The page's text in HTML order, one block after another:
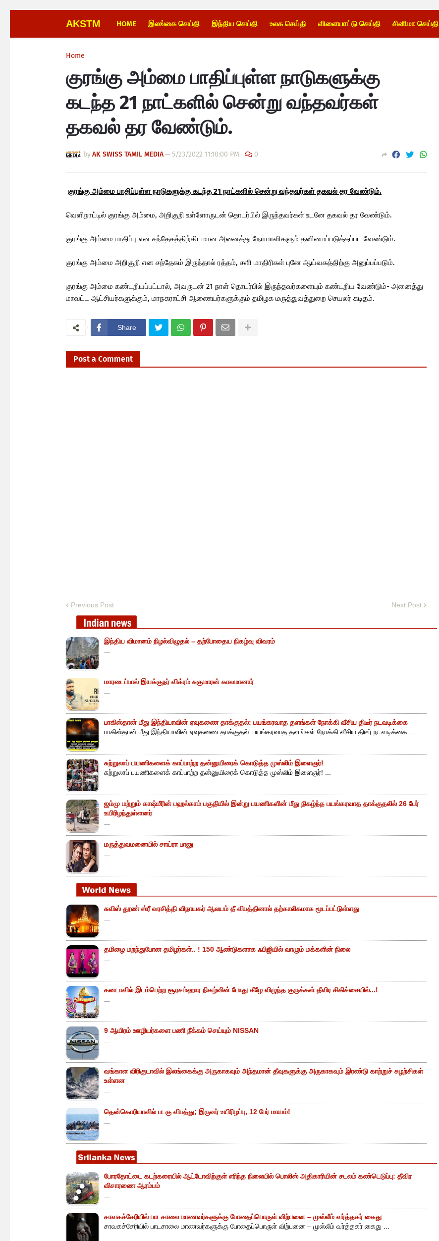
AKSTM HOME இலங்கை செய்தி இந்திய செய்தி உலக செய்தி விளையாட்டு செய்தி சினிமா செய்தி
Home
குரங்கு அம்மை பாதிப்புள்ள நாடுகளுக்கு
கடந்த 21 நாட்களில் சென்று வந்தவர்கள்
தகவல் தர வேண்டும்.
byAK SWISS TAMIL MEDIA—5/23/2022 11:10:00 PM 0
குரங்கு அம்மை பாதிப்புள்ள நாடுகளுக்கு கடந்த 21 நாட்களில் சென்று வந்தவர்கள் தகவல் தர வேண்டும்.
வெளிநாட்டில் குரங்கு அம்மை, அறிகுறி உள்ளோருடன் தொடர்பில் இருந்தவர்கள் உடனே தகவல் தர வேண்டும்.
குரங்கு அம்மை பாதிப்பு என சந்தேகத்திற்கிடமான அனைத்து நோயாளிகளும் தனிமைப்படுத்தப்பட வேண்டும்.
குரங்கு அம்மை அறிகுறி என சந்தேகம் இருந்தால் ரத்தம், சளி மாதிரிகள் புனே ஆய்வகத்திற்கு அனுப்பப்படும்.
குரங்கு அம்மை கண்டறியப்பட்டால், அவருடன் 21 நாள் தொடர்பில் இருந்தவர்களையும் கண்டறிய வேண்டும்- அனைத்து
மாவட்ட ஆட்சியர்களுக்கும், மாநகராட்சி ஆணையர்களுக்கும் தமிழக மருத்துவத்துறை செயலர் கடிதம்.
Share
Post a Comment
Previous Post Next Post
இந்திய விமானம் நிழல்விழுதல் – தற்போதைய நிகழ்வு விவரம்
மாரடைப்பால் இயக்குநர் விக்ரம் சுகுமாரன் காலமானார்
பாகிஸ்தான் மீது இந்தியாவின் ஏவுகணை தாக்குதல்: பயங்கரவாத தளங்கள் நோக்கி வீசிய திடீர் நடவடிக்கை
பாகிஸ்தான் மீது இந்தியாவின் ஏவுகணை தாக்குதல்: பயங்கரவாத தளங்கள் நோக்கி வீசிய திடீர் நடவடிக்கை ...
சுற்றுலாப் பயணிகளைக் காப்பாற்ற தன்னுயிரைக் கொடுத்த முஸ்லிம் இளைஞர்!
சுற்றுலாப் பயணிகளைக் காப்பாற்ற தன்னுயிரைக் கொடுத்த முஸ்லிம் இளைஞர்! ...
ஜம்மு மற்றும் காஷ்மீரின் பஹல்காம் பகுதியில் இன்று பயணிகளின் மீது நிகழ்ந்த பயங்கரவாத தாக்குதலில் 26 பேர்
உயிரிழந்துள்ளனர்
மருத்துவமனையில் சாய்ரா பானு
சுவிஸ் தூண் ஸ்ரீ வரசித்தி விநாயகர் ஆலயம் தீ விபத்தினால் தற்காலிகமாக மூடப்பட்டுள்ளது
தமிழை மறந்துபோன தமிழர்கள்.. ! 150 ஆண்டுகளாக ஃபிஜியில் வாழும் மக்களின் நிலை
கனடாவில் இடம்பெற்ற சூரசம்ஹார நிகழ்வின் போது கீழே விழுந்த குருக்கள் தீவிர சிகிச்சையில்...!
9 ஆயிரம் ஊழியர்களை பணி நீக்கம் செய்யும் NISSAN
வங்காள விரிகுடாவில் இலங்கைக்கு அருகாகவும் அந்தமான் தீவுகளுக்கு அருகாகவும் இரண்டு காற்றுச் சுழற்சிகள்
உள்ளன
தென்கொரியாவில் படகு விபத்து; இருவர் உயிரிழப்பு, 12 பேர் மாயம்!
போரதோட்டை கடற்கரையில் ஆட்டோவிற்குள் எரிந்த நிலையில் பொலிஸ் அதிகாரியின் சடலம் கண்டெடுப்பு: தீவிர
விசாரணை ஆரம்பம்
சாவகச்சேரியில் பாடசாலை மாணவர்களுக்கு போதைப்பொருள் விற்பனை – முஸ்லீம் வர்த்தகர் கைது
சாவகச்சேரியில் பாடசாலை மாணவர்களுக்கு போதைப்பொருள் விற்பனை – முஸ்லீம் வர்த்தகர் கைது ...